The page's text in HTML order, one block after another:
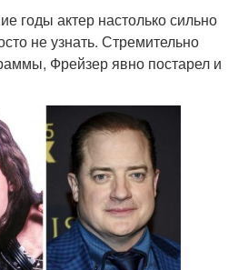
годы актер настолько сильно
не узнать. Стремительно
Фрейзер явно постарел и